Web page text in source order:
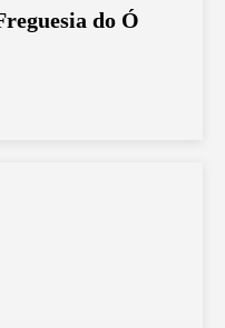
do Ó